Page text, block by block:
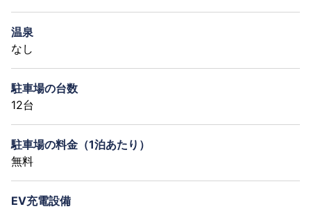
温泉
なし
駐車場の台数
12台
駐車場の料金（1泊あたり）
無料
EV充電設備